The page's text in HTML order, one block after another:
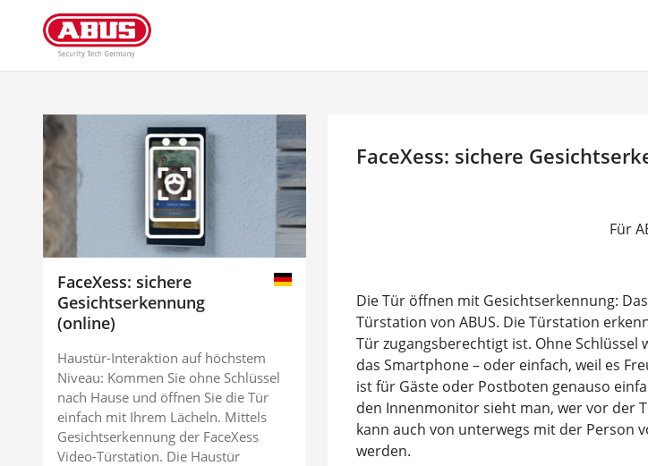
FaceXess: sichere
Gesichtserkennung
(online)
Haustür-Interaktion auf höchstem
Niveau: Kommen Sie ohne Schlüssel
nach Hause und öffnen Sie die Tür
einfach mit Ihrem Lächeln. Mittels
Gesichtserkennung der FaceXess
Video-Türstation. Die Haustür
FaceXess: sichere
Für
Die Tür öffnen mit Gesichtserkennung:
Türstation von ABUS. Die Türstation
Tür zugangsberechtigt ist. Ohne
das Smartphone – oder einfach, weil es
ist für Gäste oder Postboten genauso
den Innenmonitor sieht man, wer vor der
kann auch von unterwegs mit der Person
werden.